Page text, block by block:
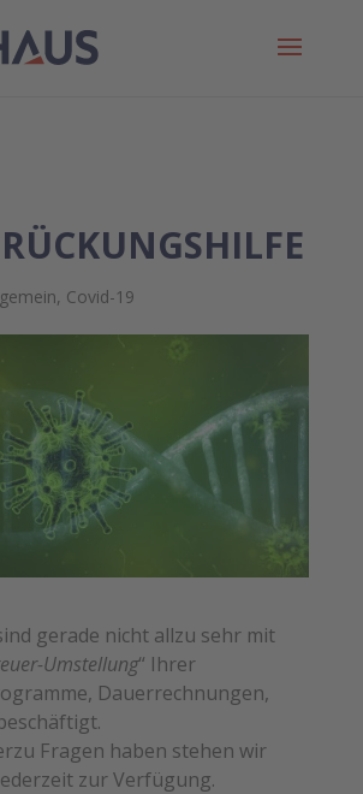
, Covid-19
gerade nicht allzu sehr mit
Umstellung“ Ihrer
Dauerrechnungen,
Fragen haben stehen wir
zur Verfügung.